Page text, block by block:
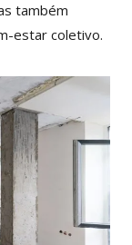
também
estar coletivo.